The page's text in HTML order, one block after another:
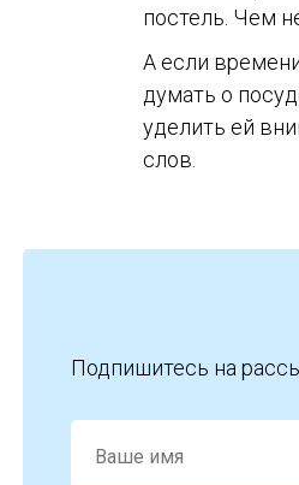
постель. Чем
А если
думать о
уделить ей
слов.
Подпишитесь на